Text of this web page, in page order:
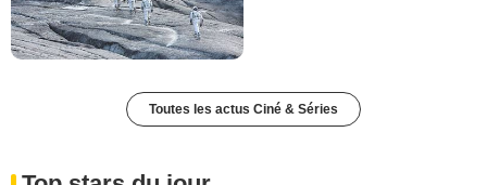
Toutes les actus Ciné & Séries